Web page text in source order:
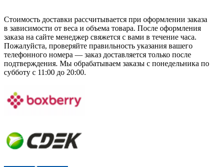
Стоимость доставки рассчитывается при оформлении заказа
в зависимости от веса и объема товара. После оформления
заказа на сайте менеджер свяжется с вами в течение часа.
Пожалуйста, проверяйте правильность указания вашего
телефонного номера — заказ доставляется только после
подтверждения. Мы обрабатываем заказы с понедельника по
субботу с 11:00 до 20:00.